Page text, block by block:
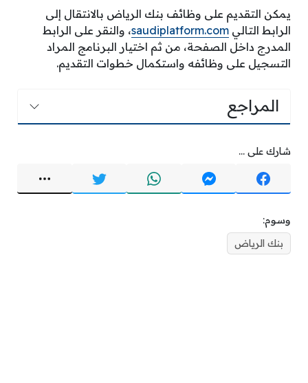
يمكن التقديم على وظائف بنك الرياض بالانتقال إلى
الرابط التالي saudiplatform.com، والنقر على الرابط
المدرج داخل الصفحة، من ثم اختيار البرنامج المراد
التسجيل على وظائفه واستكمال خطوات التقديم.
المراجع
شارك على ...
وسوم:
بنك الرياض